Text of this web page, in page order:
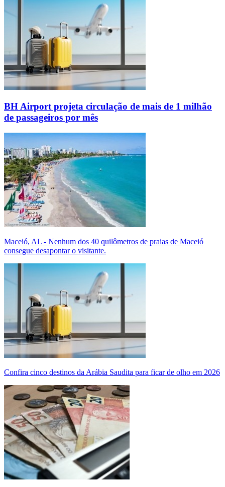
BH Airport projeta circulação de mais de 1 milhão
de passageiros por mês
Maceió, AL - Nenhum dos 40 quilômetros de praias de Maceió
consegue desapontar o visitante.
Confira cinco destinos da Arábia Saudita para ficar de olho em 2026